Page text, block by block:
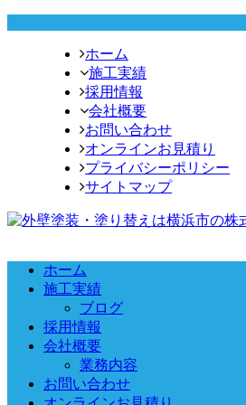
ホーム
施工実績
採用情報
会社概要
お問い合わせ
オンラインお見積り
プライバシーポリシー
サイトマップ
ホーム
施工実績
ブログ
採用情報
会社概要
業務内容
お問い合わせ